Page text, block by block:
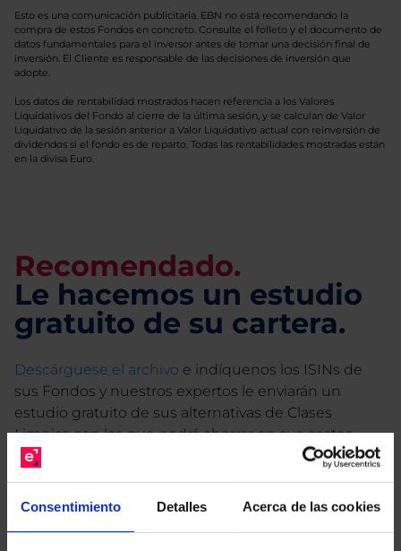
Consentimiento Detalles Acerca de las cookies
Esto es una comunicación publicitaria. EBN no está recomendando la
compra de estos Fondos en concreto. Consulte el folleto y el documento de
datos fundamentales para el inversor antes de tomar una decisión final de
inversión. El Cliente es responsable de las decisiones de inversión que
adopte.
Los datos de rentabilidad mostrados hacen referencia a los Valores
Liquidativos del Fondo al cierre de la última sesión, y se calculan de Valor
Liquidativo de la sesión anterior a Valor Liquidativo actual con reinversión de
dividendos si el fondo es de reparto. Todas las rentabilidades mostradas están
en la divisa Euro.
Recomendado.
Le hacemos un estudio
gratuito de su cartera.
Descárguese el archivo e indíquenos los ISINs de
sus Fondos y nuestros expertos le enviarán un
estudio gratuito de sus alternativas de Clases
Limpias con las que podrá ahorrar en sus costes.